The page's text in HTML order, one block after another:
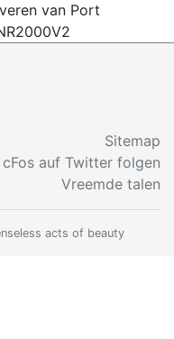
van Port
Sitemap
cFos auf Twitter folgen
Vreemde talen
acts of beauty